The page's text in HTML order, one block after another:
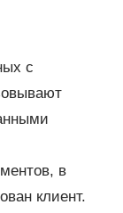
с
в
клиент.